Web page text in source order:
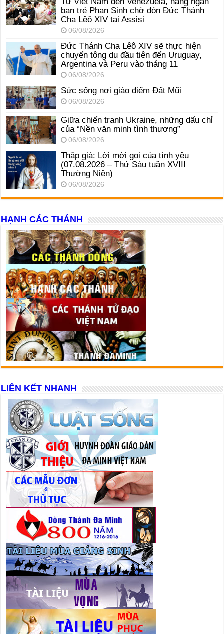
bạn trẻ Phan Sinh chờ đón Đức Thánh
Cha Lêô XIV tại Assisi
06/08/2026
Đức Thánh Cha Lêô XIV sẽ thực hiện
chuyến tông du đầu tiên đến Uruguay,
Argentina và Peru vào tháng 11
06/08/2026
Sức sống nơi giáo điểm Đất Mũi
06/08/2026
Giữa chiến tranh Ukraine, những dấu chỉ
của “Nền văn minh tình thương”
06/08/2026
Thập giá: Lời mời gọi của tình yêu
(07.08.2026 – Thứ Sáu tuần XVIII
Thường Niên)
06/08/2026
HẠNH CÁC THÁNH
LIÊN KẾT NHANH